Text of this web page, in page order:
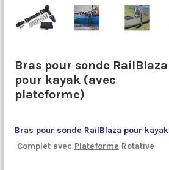
Bras pour sonde RailBlaza
pour kayak (avec
plateforme)
Bras pour sonde RailBlaza pour kayak
Complet avec Plateforme Rotative